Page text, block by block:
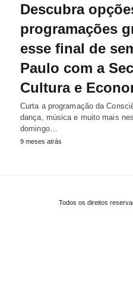
Descubra
programações
esse final de
Paulo com a
Cultura e
Curta a programação da
dança, música e muito mais
domingo…
9 meses atrás
Todos os direitos